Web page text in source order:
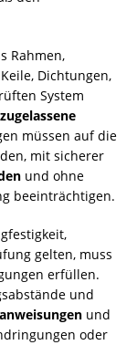
Rahmen,
Dichtungen,
System
müssen auf die
mit sicherer
und ohne
beeinträchtigen.
gelten, muss
erfüllen.
und
und
oder